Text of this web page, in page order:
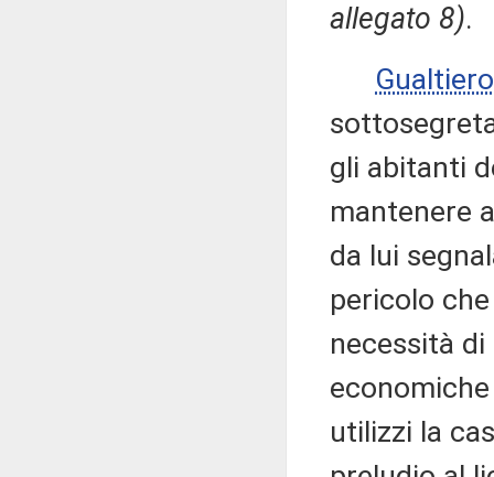
allegato 8).
gli abitanti
mantenere
da lui
pericolo
necessità
utilizzi la